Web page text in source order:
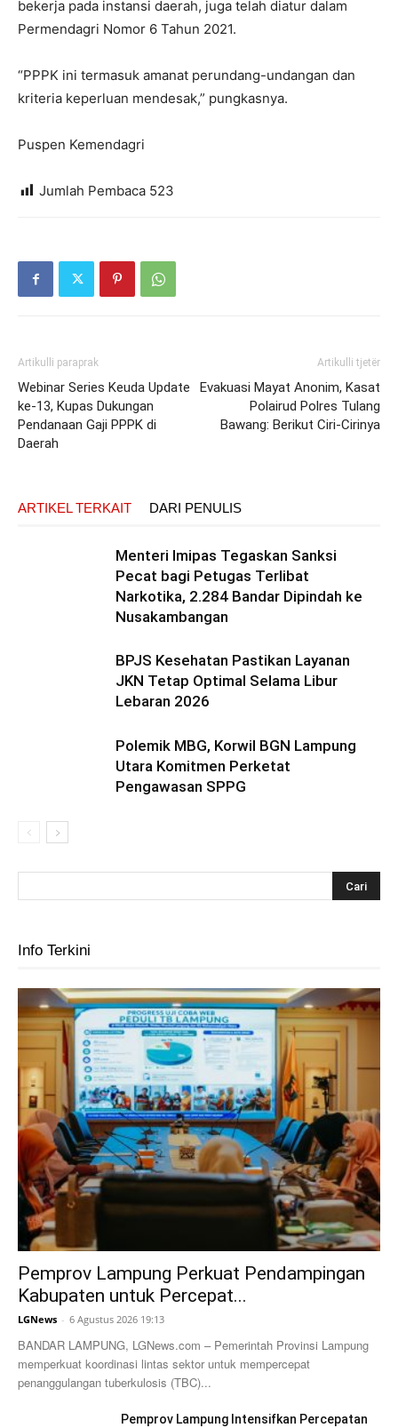
bekerja pada instansi daerah, juga telah diatur dalam
Permendagri Nomor 6 Tahun 2021.
“PPPK ini termasuk amanat perundang-undangan dan
kriteria keperluan mendesak,” pungkasnya.
Puspen Kemendagri
Jumlah Pembaca 523
Artikulli paraprak
Webinar Series Keuda Update
ke-13, Kupas Dukungan
Pendanaan Gaji PPPK di
Daerah
Artikulli tjetër
Evakuasi Mayat Anonim, Kasat
Polairud Polres Tulang
Bawang: Berikut Ciri-Cirinya
ARTIKEL TERKAIT DARI PENULIS
Menteri Imipas Tegaskan Sanksi
Pecat bagi Petugas Terlibat
Narkotika, 2.284 Bandar Dipindah ke
Nusakambangan
BPJS Kesehatan Pastikan Layanan
JKN Tetap Optimal Selama Libur
Lebaran 2026
Polemik MBG, Korwil BGN Lampung
Utara Komitmen Perketat
Pengawasan SPPG
Info Terkini
Pemprov Lampung Perkuat Pendampingan
Kabupaten untuk Percepat...
LGNews - 6 Agustus 2026 19:13
BANDAR LAMPUNG, LGNews.com – Pemerintah Provinsi Lampung
memperkuat koordinasi lintas sektor untuk mempercepat
penanggulangan tuberkulosis (TBC)...
Pemprov Lampung Intensifkan Percepatan